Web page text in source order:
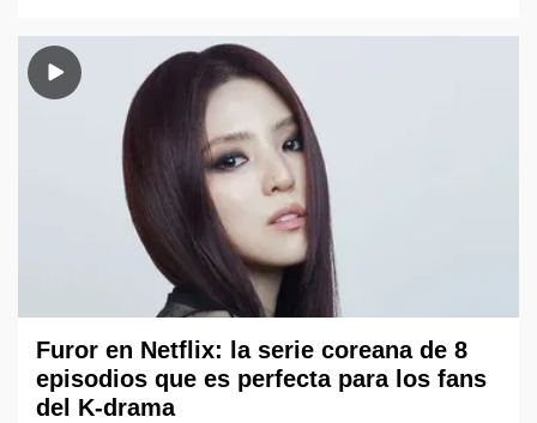
Furor en Netflix: la serie coreana de 8
episodios que es perfecta para los fans
del K-drama